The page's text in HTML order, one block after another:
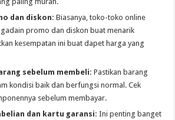
dan diskon: Biasanya, toko-toko online
promo dan diskon buat menarik
kesempatan ini buat dapet harga yang
sebelum membeli: Pastikan barang
kondisi baik dan berfungsi normal. Cek
sebelum membayar.
dan kartu garansi: Ini penting banget